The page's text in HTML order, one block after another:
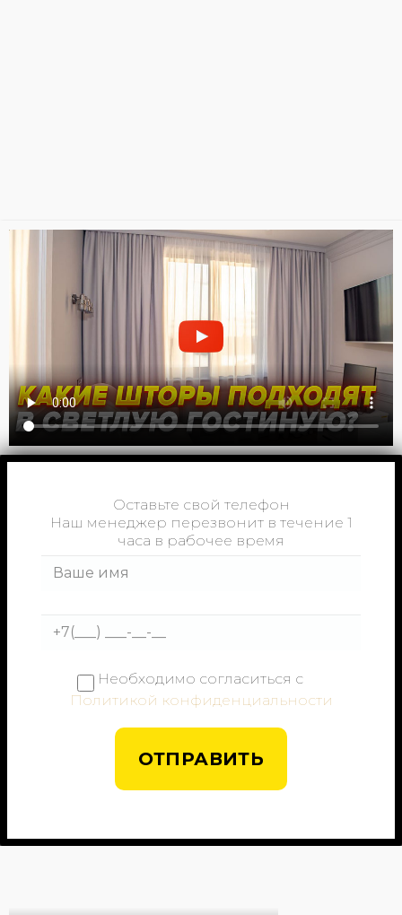
Оставьте свой телефон
Наш менеджер перезвонит в течение 1
часа в рабочее время
Необходимо согласиться с
Политикой конфиденциальности